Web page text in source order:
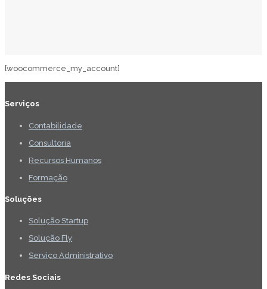
[woocommerce_my_account]
Serviços
Contabilidade
Consultoria
Recursos Humanos
Formação
Soluções
Solução Startup
Solução Fly
Serviço Administrativo
Redes Sociais